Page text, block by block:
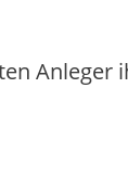
Anleger